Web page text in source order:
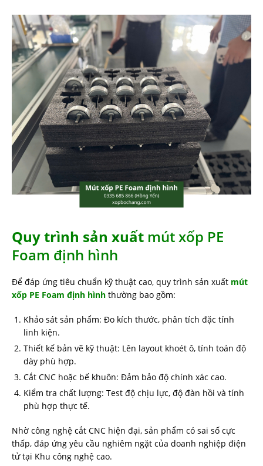
Quy trình sản xuất mút xốp PE
Foam định hình
Để đáp ứng tiêu chuẩn kỹ thuật cao, quy trình sản xuất mút
xốp PE Foam định hình thường bao gồm:
Khảo sát sản phẩm: Đo kích thước, phân tích đặc tính
linh kiện.
Thiết kế bản vẽ kỹ thuật: Lên layout khoét ô, tính toán độ
dày phù hợp.
Cắt CNC hoặc bế khuôn: Đảm bảo độ chính xác cao.
Kiểm tra chất lượng: Test độ chịu lực, độ đàn hồi và tính
phù hợp thực tế.
Nhờ công nghệ cắt CNC hiện đại, sản phẩm có sai số cực
thấp, đáp ứng yêu cầu nghiêm ngặt của doanh nghiệp điện
tử tại Khu công nghệ cao.